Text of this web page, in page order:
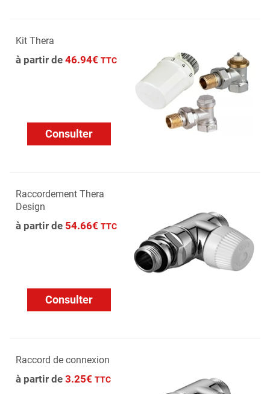
Kit Thera
à partir de 46.94€ TTC
Consulter
Raccordement Thera
Design
à partir de 54.66€ TTC
Consulter
Raccord de connexion
à partir de 3.25€ TTC